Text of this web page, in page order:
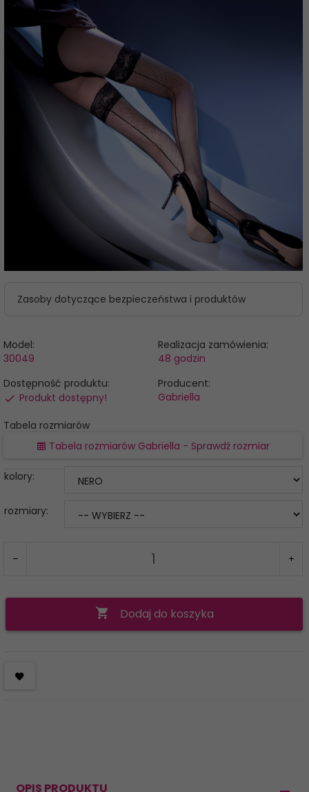
Zasoby dotyczące bezpieczeństwa i produktów
Model:
30049
Realizacja zamówienia:
48 godzin
Dostępność produktu:
Produkt dostępny!
Producent:
Gabriella
Tabela rozmiarów
Tabela rozmiarów Gabriella - Sprawdź rozmiar
kolory:
rozmiary:
Dodaj do koszyka
OPIS PRODUKTU